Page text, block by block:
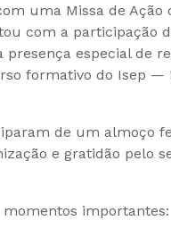
uma Missa de Ação
com a participação
especial de
formativo do Isep —
de um almoço
e gratidão pelo
momentos importantes: